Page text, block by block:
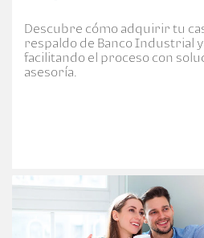
Descubre cómo adquirir tu
respaldo de Banco Industrial y
facilitando el proceso con
asesoría.